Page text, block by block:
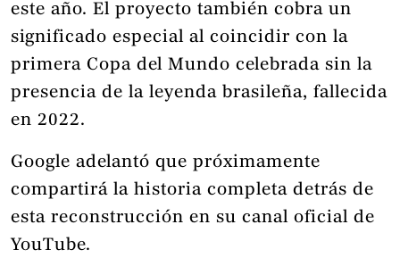
este año. El proyecto también cobra un
significado especial al coincidir con la
primera Copa del Mundo celebrada sin la
presencia de la leyenda brasileña, fallecida
en 2022.
Google adelantó que próximamente
compartirá la historia completa detrás de
esta reconstrucción en su canal oficial de
YouTube.